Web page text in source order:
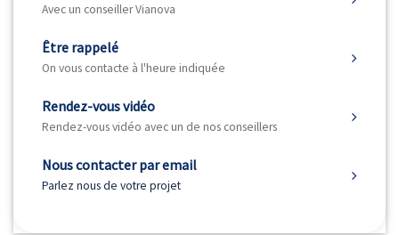
Avec un conseiller Vianova
Être rappelé
On vous contacte à l'heure indiquée
Rendez-vous vidéo
Rendez-vous vidéo avec un de nos conseillers
Nous contacter par email
Parlez nous de votre projet